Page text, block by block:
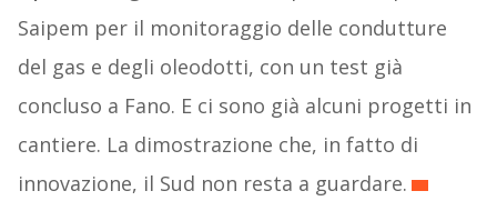
Saipem per il monitoraggio delle condutture
del gas e degli oleodotti, con un test già
concluso a Fano. E ci sono già alcuni progetti in
cantiere. La dimostrazione che, in fatto di
innovazione, il Sud non resta a guardare.